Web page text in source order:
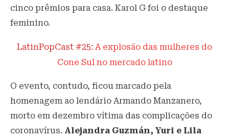
cinco prêmios para casa. Karol G foi o destaque
feminino.
LatinPopCast #25: A explosão das mulheres do
Cone Sul no mercado latino
O evento, contudo, ficou marcado pela
homenagem ao lendário Armando Manzanero,
morto em dezembro vítima das complicações do
coronavírus. Alejandra Guzmán, Yuri e Lila